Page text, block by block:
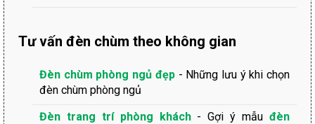
Tư vấn đèn chùm theo không gian
Đèn chùm phòng ngủ đẹp- Những lưu ý khi chọn
đèn chùm phòng ngủ
Đèn trang trí phòng khách- Gợi ý mẫuđèn